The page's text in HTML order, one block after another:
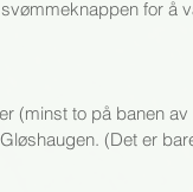
for å
(minst to på banen
(Det er